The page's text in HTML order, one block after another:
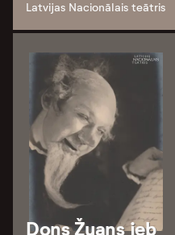
Latvijas Nacionālais teātris
Dons Žuans jeb